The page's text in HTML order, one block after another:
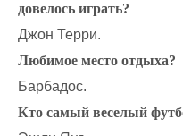
довелось играть?
Джон Терри.
Любимое место отдыха?
Барбадос.
Кто самый веселый